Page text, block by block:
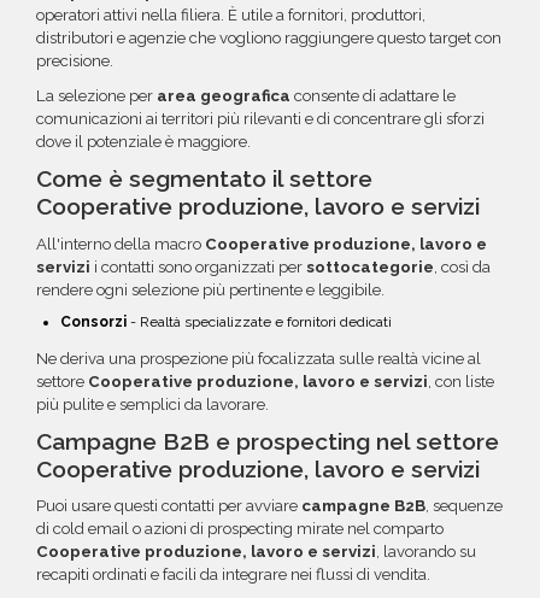
operatori attivi nella filiera. È utile a fornitori, produttori,
distributori e agenzie che vogliono raggiungere questo target con
precisione.
La selezione per area geografica consente di adattare le
comunicazioni ai territori più rilevanti e di concentrare gli sforzi
dove il potenziale è maggiore.
Come è segmentato il settore
Cooperative produzione, lavoro e servizi
All'interno della macro Cooperative produzione, lavoro e
servizi i contatti sono organizzati per sottocategorie , così da
rendere ogni selezione più pertinente e leggibile.
Consorzi - Realtà specializzate e fornitori dedicati
Ne deriva una prospezione più focalizzata sulle realtà vicine al
settore Cooperative produzione, lavoro e servizi , con liste
più pulite e semplici da lavorare.
Campagne B2B e prospecting nel settore
Cooperative produzione, lavoro e servizi
Puoi usare questi contatti per avviare campagne B2B, sequenze
di cold email o azioni di prospecting mirate nel comparto
Cooperative produzione, lavoro e servizi, lavorando su
recapiti ordinati e facili da integrare nei flussi di vendita.